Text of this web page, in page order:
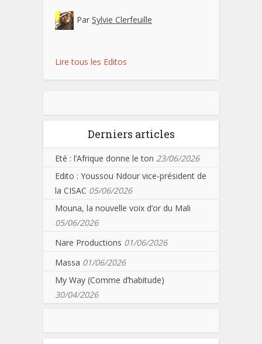
Par Sylvie Clerfeuille
Lire tous les Editos
Derniers articles
Eté : l’Afrique donne le ton 23/06/2026
Edito : Youssou Ndour vice-président de
la CISAC 05/06/2026
Mouna, la nouvelle voix d’or du Mali
05/06/2026
Nare Productions 01/06/2026
Massa 01/06/2026
My Way (Comme d’habitude)
30/04/2026